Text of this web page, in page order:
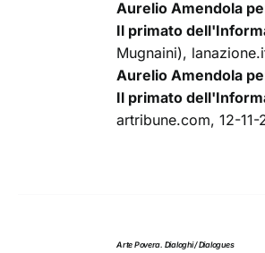
Aurelio Amendola
Il primato
Mugnaini),
Aurelio Amendola
Il primato
artribune.com, 12-11-
Arte Povera. Dialoghi / Dialogues